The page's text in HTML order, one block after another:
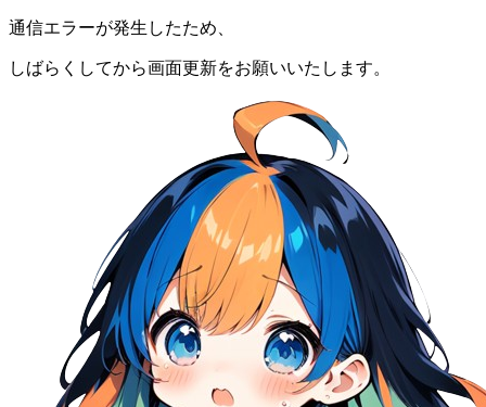
通信エラーが発生したため、
しばらくしてから画面更新をお願いいたします。